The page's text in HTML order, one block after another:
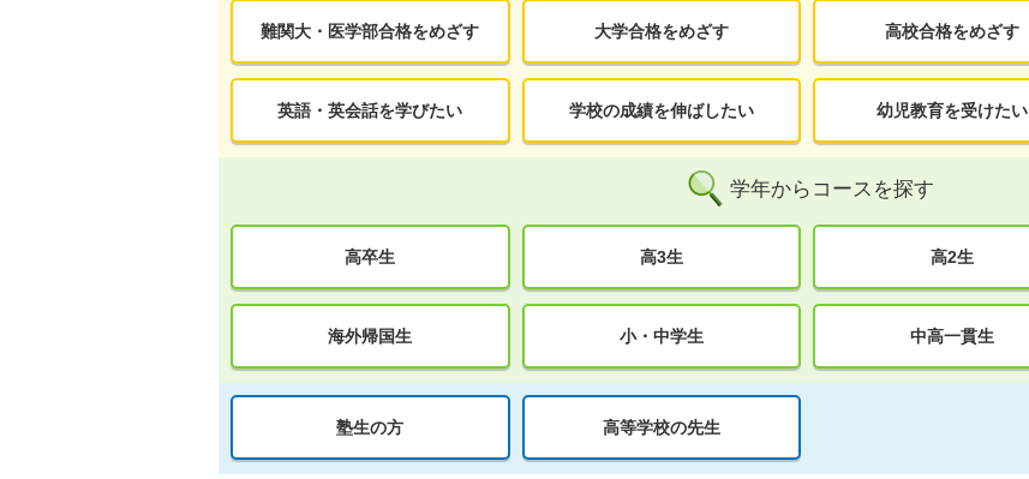
難関大・医学部合格をめざす 大学合格をめざす 高校合格をめざす
英語・英会話を学びたい 学校の成績を伸ばしたい 幼児教育を受けたい
学年からコースを探す
高卒生 高3生 高2生
海外帰国生 小・中学生 中高一貫生
塾生の方 高等学校の先生